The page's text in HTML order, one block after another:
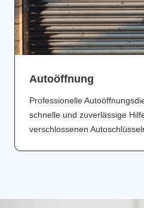
Аutoöffnung
Professionelle
schnelle und zuverlässige
verschlossenen